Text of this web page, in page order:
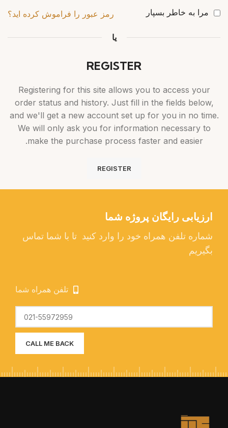
رمز عبور را فراموش کرده اید؟ مرا به خاطر بسپار
یا
REGISTER
Registering for this site allows you to access your
order status and history. Just fill in the fields below,
and we'll get a new account set up for you in no time.
We will only ask you for information necessary to
make the purchase process faster and easier.
REGISTER
ارزیابی رایگان پروژه شما
شماره تلفن همراه خود را وارد کنید تا با شما تماس
بگیریم
تلفن همراه شما